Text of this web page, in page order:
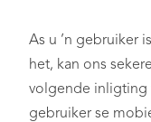
As u ’n gebruiker
het, kan ons
volgende inligting
gebruiker se